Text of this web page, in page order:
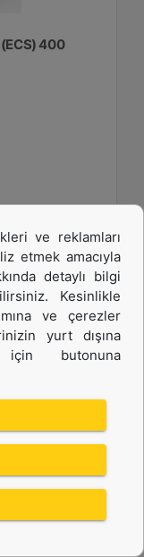
400
Al
300
ve reklamları
etmek amacıyla
detaylı bilgi
Kesinlikle
ve çerezler
yurt dışına
için butonuna